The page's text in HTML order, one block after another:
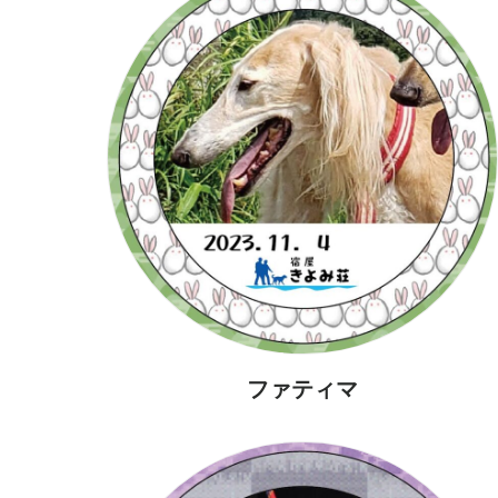
ファティマ